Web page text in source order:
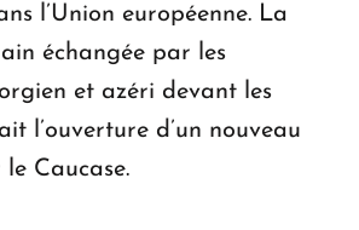
l’Union européenne. La
échangée par les
et azéri devant les
l’ouverture d’un nouveau
Caucase.